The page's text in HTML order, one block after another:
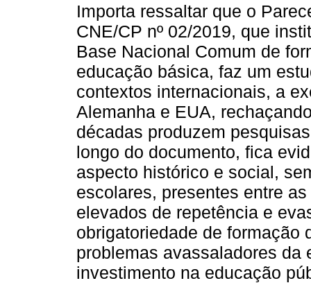
Importa ressaltar que o
CNE/CP nº 02/2019, que
Base Nacional Comum de
educação básica, faz um
contextos internacionais, a
Alemanha e EUA,
décadas produzem
longo do documento, fica
aspecto histórico e social,
escolares, presentes entre
elevados de repetência e
obrigatoriedade de formação
problemas avassaladores da
investimento na educação